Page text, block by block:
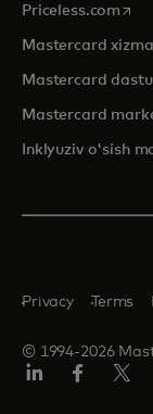
Priceless.com
Mastercard
Mastercard
Mastercard
Inklyuziv o'sish
© 1994-2026
Privacy Terms